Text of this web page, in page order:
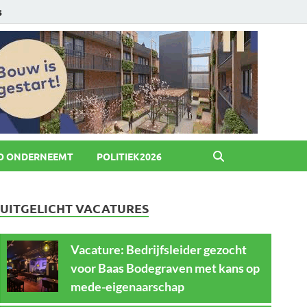
ONDERNEEMT POLITIEK2026
UITGELICHT VACATURES
Vacature: Bedrijfsleider gezocht
voor Baas Bodegraven met kans op
mede-eigenaarschap